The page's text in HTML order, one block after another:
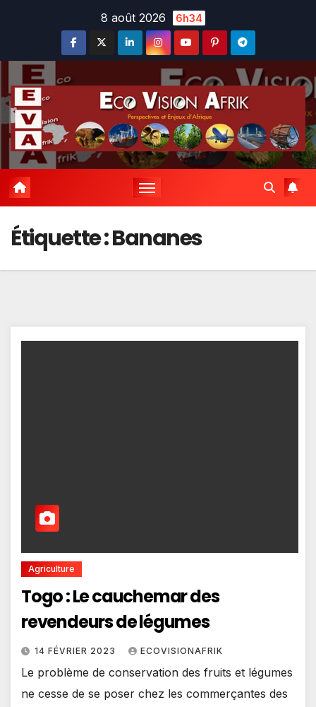
8 août 2026 6h34
Étiquette :Bananes
Agriculture
Togo : Le cauchemar des
revendeurs de légumes
14 FÉVRIER 2023 ECOVISIONAFRIK
Le problème de conservation des fruits et légumes
ne cesse de se poser chez les commerçantes des